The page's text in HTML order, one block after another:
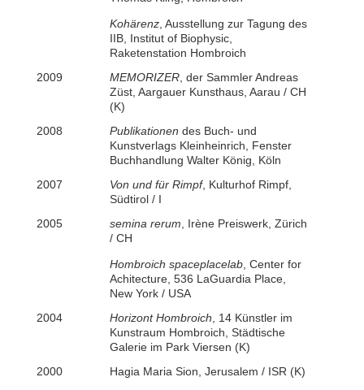
Kohärenz, Ausstellung zur Tagung des
IIB, Institut of Biophysic,
Raketenstation Hombroich
2009
MEMORIZER, der Sammler Andreas
Züst, Aargauer Kunsthaus, Aarau / CH
(K)
2008
Publikationen des Buch- und
Kunstverlags Kleinheinrich, Fenster
Buchhandlung Walter König, Köln
2007
Von und für Rimpf, Kulturhof Rimpf,
Südtirol / I
2005
semina rerum , Irène Preiswerk, Zürich
/ CH
Hombroich spaceplacelab, Center for
Achitecture, 536 LaGuardia Place,
New York / USA
2004
Horizont Hombroich , 14 Künstler im
Kunstraum Hombroich, Städtische
Galerie im Park Viersen (K)
2000
Hagia Maria Sion, Jerusalem / ISR (K)